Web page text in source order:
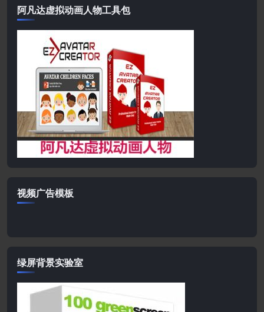
阿凡达虚拟动画人物工具包
视频广告模板
绿屏背景实验室